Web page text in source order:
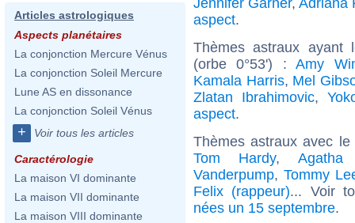
Articles astrologiques
Aspects planétaires
La conjonction Mercure Vénus
La conjonction Soleil Mercure
Lune AS en dissonance
La conjonction Soleil Vénus
+ Voir tous les articles
Caractérologie
La maison VI dominante
La maison VII dominante
La maison VIII dominante
aspect.
Thèmes astraux ayant
(orbe 0°53') :Amy
Kamala Harris, Mel
Zlatan Ibrahimovic,
aspect.
Thèmes astraux avec
Tom Hardy, Agatha
Vanderpump,Tommy
Felix (rappeur)... Voir
nées un 15 septembre.